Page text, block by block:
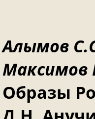
Алымов
Максимов
Образы